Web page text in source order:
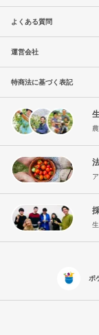
よくある質問
運営会社
特商法に基づく表記
ポ